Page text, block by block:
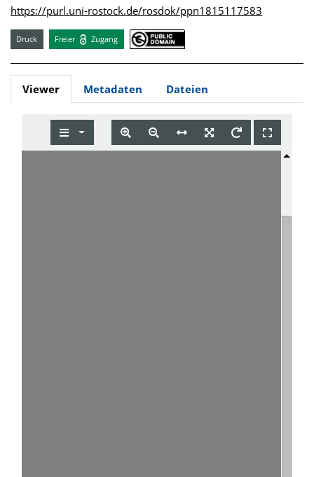
https://purl.uni-rostock.de/rosdok/ppn1815117583
Druck Freier Zugang
Viewer Metadaten Dateien